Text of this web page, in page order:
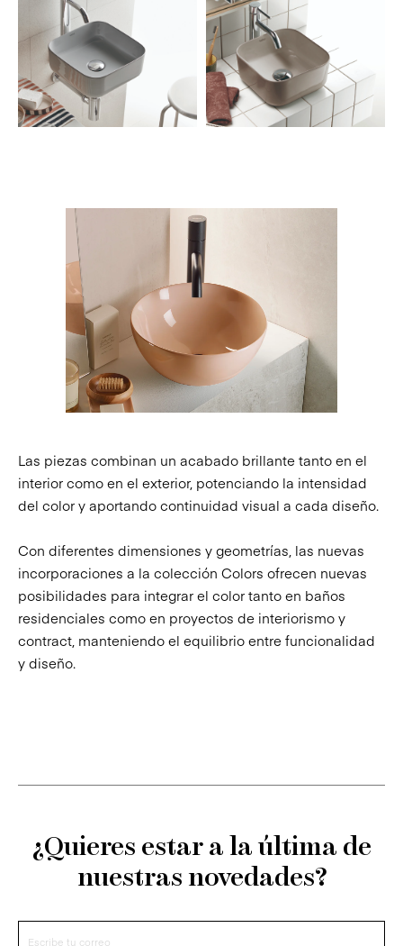
Las piezas combinan un acabado brillante tanto en el
interior como en el exterior, potenciando la intensidad
del color y aportando continuidad visual a cada diseño.
Con diferentes dimensiones y geometrías, las nuevas
incorporaciones a la colección Colors ofrecen nuevas
posibilidades para integrar el color tanto en baños
residenciales como en proyectos de interiorismo y
contract, manteniendo el equilibrio entre funcionalidad
y diseño.
¿Quieres estar a la última de
nuestras novedades?